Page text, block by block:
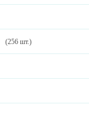
(256 шт.)